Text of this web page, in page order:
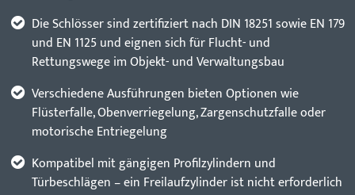
Die Schlösser sind zertifiziert nach DIN 18251 sowie EN 179
und EN 1125 und eignen sich für Flucht- und
Rettungswege im Objekt- und Verwaltungsbau
Verschiedene Ausführungen bieten Optionen wie
Flüsterfalle, Obenverriegelung, Zargenschutzfalle oder
motorische Entriegelung
Kompatibel mit gängigen Profilzylindern und
Türbeschlägen – ein Freilaufzylinder ist nicht erforderlich